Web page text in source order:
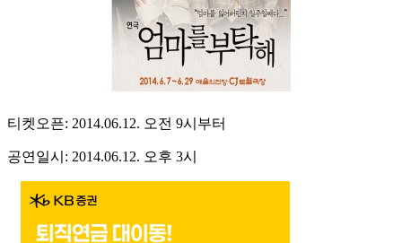
티켓오픈: 2014.06.12. 오전 9시부터
공연일시: 2014.06.12. 오후 3시